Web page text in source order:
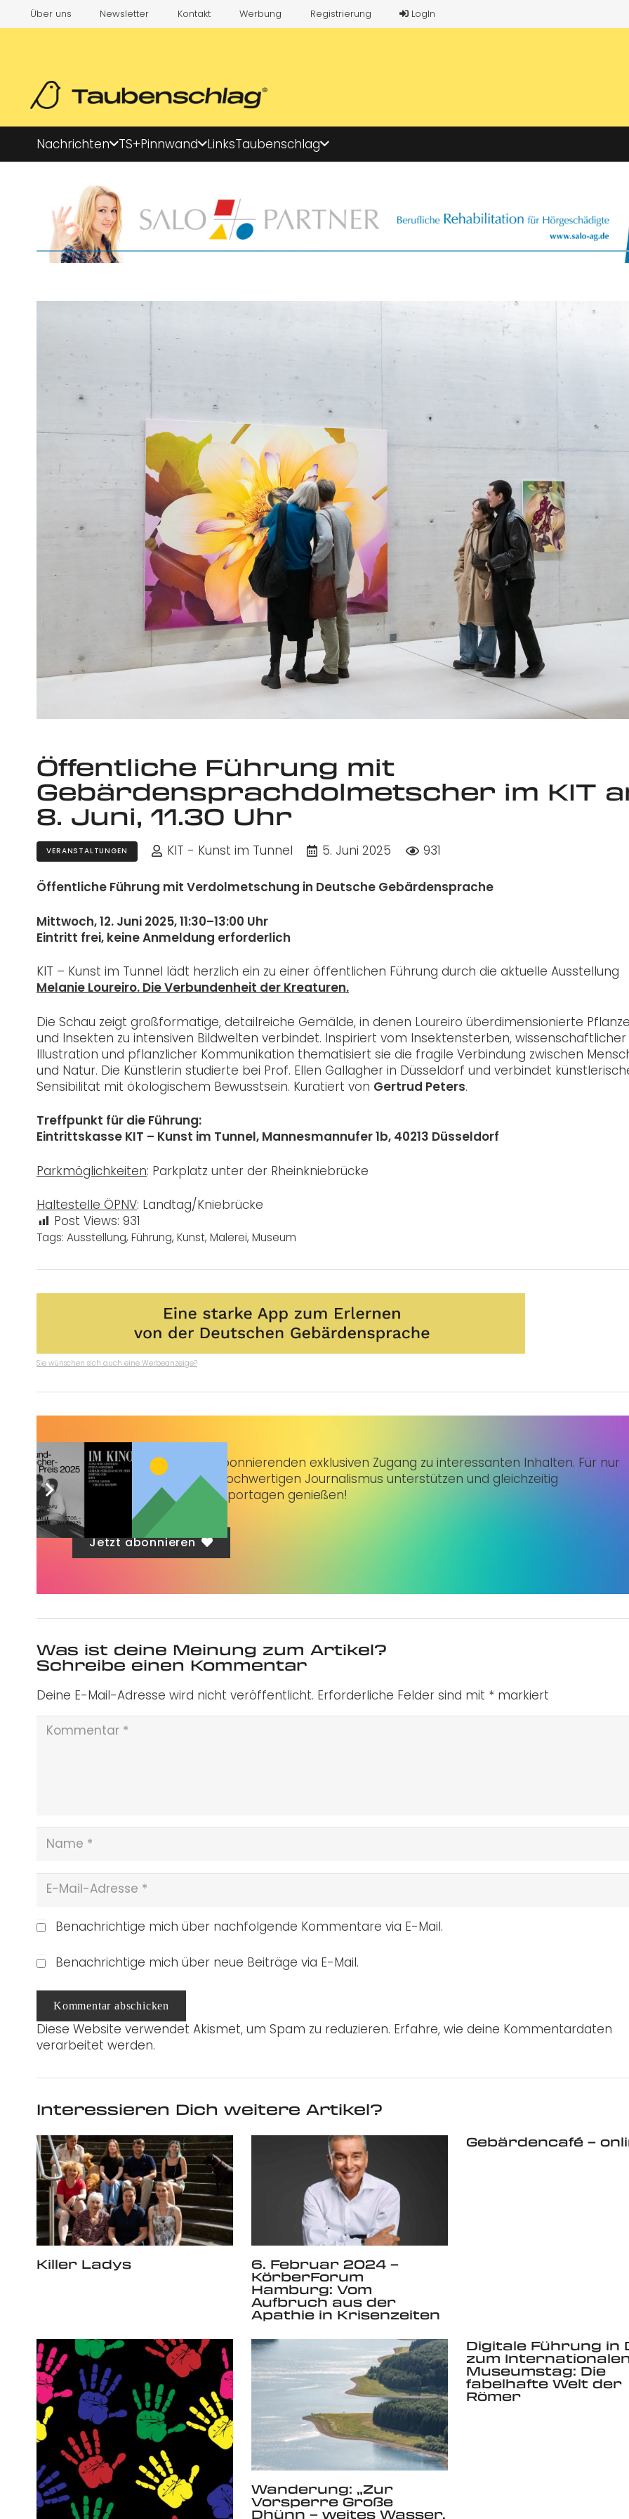
Über uns Newsletter Kontakt Werbung Registrierung LogIn
Nachrichten TS+Pinnwand LinksTaubenschlag
Öffentliche Führung mit
Gebärdensprachdolmetscher im KIT
8. Juni, 11.30 Uhr
VERANSTALTUNGEN KIT - Kunst im Tunnel 5. Juni 2025 931
Öffentliche Führung mit Verdolmetschung in Deutsche Gebärdensprache
Mittwoch, 12. Juni 2025, 11:30–13:00 Uhr
Eintritt frei, keine Anmeldung erforderlich
KIT – Kunst im Tunnel lädt herzlich ein zu einer öffentlichen Führung durch die aktuelle Ausstellung
Melanie Loureiro. Die Verbundenheit der Kreaturen.
Die Schau zeigt großformatige, detailreiche Gemälde, in denen Loureiro überdimensionierte
und Insekten zu intensiven Bildwelten verbindet. Inspiriert vom Insektensterben, wissenschaftlicher
Illustration und pflanzlicher Kommunikation thematisiert sie die fragile Verbindung zwischen
und Natur. Die Künstlerin studierte bei Prof. Ellen Gallagher in Düsseldorf und verbindet
Sensibilität mit ökologischem Bewusstsein. Kuratiert von Gertrud Peters.
Treffpunkt für die Führung:
Eintrittskasse KIT – Kunst im Tunnel, Mannesmannufer 1b, 40213 Düsseldorf
Parkmöglichkeiten: Parkplatz unter der Rheinkniebrücke
Haltestelle ÖPNV: Landtag/Kniebrücke
Post Views: 931
Tags: Ausstellung, Führung, Kunst, Malerei, Museum
Sie wünschen sich auch eine Werbeanzeige?
Taubenschlag+
bietet Abonnierenden exklusiven Zugang zu interessanten Inhalten. Für nur
3 € im Monat kannst du hochwertigen Journalismus unterstützen und gleichzeitig
erstklassige Artikel und Reportagen genießen!
Jetzt abonnieren
Was ist deine Meinung zum Artikel?
Schreibe einen Kommentar
Deine E-Mail-Adresse wird nicht veröffentlicht. Erforderliche Felder sind mit * markiert
Benachrichtige mich über nachfolgende Kommentare via E-Mail.
Benachrichtige mich über neue Beiträge via E-Mail.
Kommentar abschicken
Diese Website verwendet Akismet, um Spam zu reduzieren. Erfahre, wie deine Kommentardaten
verarbeitet werden.
Interessieren Dich weitere Artikel?
Killer Ladys 6. Februar 2024 –
KörberForum
Hamburg: Vom
Aufbruch aus der
Apathie in Krisenzeiten
Gebärdencafé –
Wanderung: „Zur
Vorsperre Große
Dhünn – weites Wasser,
Digitale Führung in
zum
Museumstag: Die
fabelhafte Welt der
Römer